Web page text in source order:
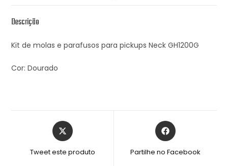
Descrição
Kit de molas e parafusos para pickups Neck GH1200G
Cor: Dourado
Tweet este produto Partilhe no Facebook